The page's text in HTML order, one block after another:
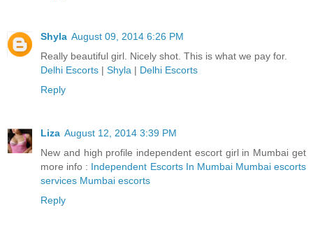
Shyla August 09, 2014 6:26 PM
Really beautiful girl. Nicely shot. This is what we pay for.
Delhi Escorts | Shyla | Delhi Escorts
Reply
Liza August 12, 2014 3:39 PM
New and high profile independent escort girl in Mumbai get
more info : Independent Escorts In Mumbai Mumbai escorts
services Mumbai escorts
Reply